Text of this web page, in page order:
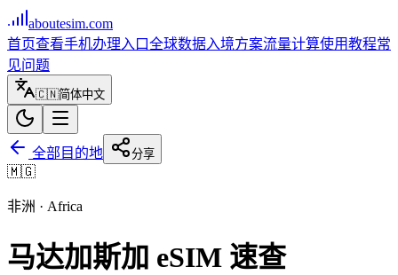
aboutesim.com
首页查看手机办理入口全球数据入境方案流量计算使用教程常
见问题
🇨🇳简体中文
全部目的地 分享
🇲🇬
非洲 · Africa
马达加斯加 eSIM 速查